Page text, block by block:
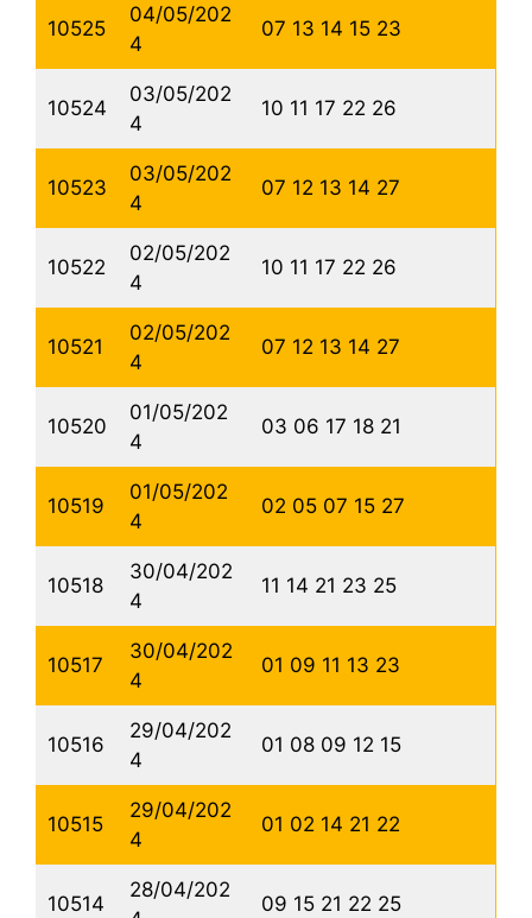
10525
04/05/202
4
07 13 14 15 23
10524
03/05/202
4
10 11 17 22 26
10523
03/05/202
4
07 12 13 14 27
10522
02/05/202
4
10 11 17 22 26
10521
02/05/202
4
07 12 13 14 27
10520
01/05/202
4
03 06 17 18 21
10519
01/05/202
4
02 05 07 15 27
10518
30/04/202
4
11 14 21 23 25
10517
30/04/202
4
01 09 11 13 23
10516
29/04/202
4
01 08 09 12 15
10515
29/04/202
4
01 02 14 21 22
10514
28/04/202
09 15 21 22 25